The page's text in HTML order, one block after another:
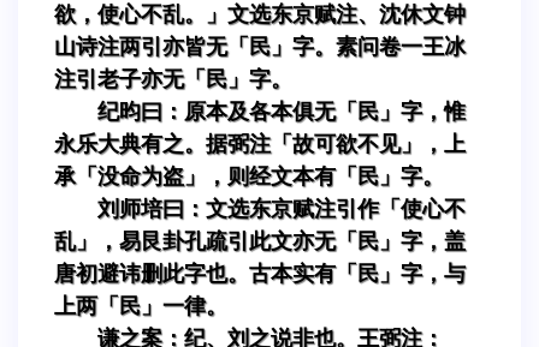
欲，使心不乱。」文选东京赋注、沈休文钟
山诗注两引亦皆无「民」字。素问卷一王冰
注引老子亦无「民」字。
纪昀曰：原本及各本俱无「民」字，惟
永乐大典有之。据弼注「故可欲不见」，上
承「没命为盗」，则经文本有「民」字。
刘师培曰：文选东京赋注引作「使心不
乱」，易艮卦孔疏引此文亦无「民」字，盖
唐初避讳删此字也。古本实有「民」字，与
上两「民」一律。
谦之案：纪、刘之说非也。王弼注：